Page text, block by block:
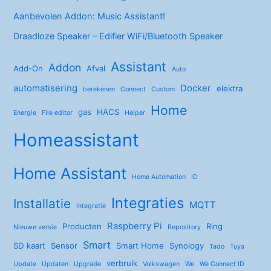
Aanbevolen Addon: Music Assistant!
Draadloze Speaker – Edifier WiFi/Bluetooth Speaker
Add-On Addon Afval Assistant Auto
automatisering berekenen Connect Custom Docker elektra
Energie File editor gas HACS Helper Home
Homeassistant
Home Assistant Home Automation ID
Installatie Integratie Integraties MQTT
Nieuwe versie Producten Raspberry Pi Repository
Ring
SD kaart
Sensor Smart Smart Home Synology Tado Tuya
Update Updaten Upgrade verbruik Volkswagen We We Connect ID